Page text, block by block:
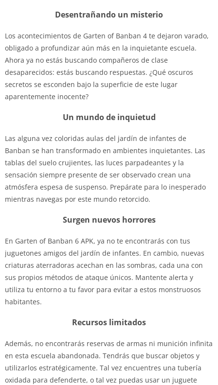
Desentrañando un misterio
Los acontecimientos de Garten of Banban 4 te dejaron varado,
obligado a profundizar aún más en la inquietante escuela.
Ahora ya no estás buscando compañeros de clase
desaparecidos: estás buscando respuestas. ¿Qué oscuros
secretos se esconden bajo la superficie de este lugar
aparentemente inocente?
Un mundo de inquietud
Las alguna vez coloridas aulas del jardín de infantes de
Banban se han transformado en ambientes inquietantes. Las
tablas del suelo crujientes, las luces parpadeantes y la
sensación siempre presente de ser observado crean una
atmósfera espesa de suspenso. Prepárate para lo inesperado
mientras navegas por este mundo retorcido.
Surgen nuevos horrores
En Garten of Banban 6 APK, ya no te encontrarás con tus
juguetones amigos del jardín de infantes. En cambio, nuevas
criaturas aterradoras acechan en las sombras, cada una con
sus propios métodos de ataque únicos. Mantente alerta y
utiliza tu entorno a tu favor para evitar a estos monstruosos
habitantes.
Recursos limitados
Además, no encontrarás reservas de armas ni munición infinita
en esta escuela abandonada. Tendrás que buscar objetos y
utilizarlos estratégicamente. Tal vez encuentres una tubería
oxidada para defenderte, o tal vez puedas usar un juguete